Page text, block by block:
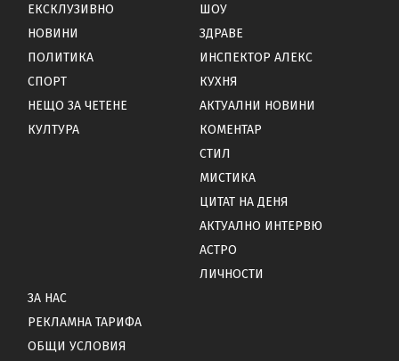
ЕКСКЛУЗИВНО
НОВИНИ
ПОЛИТИКА
СПОРТ
НЕЩО ЗА ЧЕТЕНЕ
КУЛТУРА
ШОУ
ЗДРАВЕ
ИНСПЕКТОР АЛЕКС
КУХНЯ
АКТУАЛНИ НОВИНИ
КОМЕНТАР
СТИЛ
МИСТИКА
ЦИТАТ НА ДЕНЯ
АКТУАЛНО ИНТЕРВЮ
АСТРО
ЛИЧНОСТИ
ЗА НАС
РЕКЛАМНА ТАРИФА
ОБЩИ УСЛОВИЯ